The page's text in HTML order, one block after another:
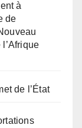
à
de
de l’État